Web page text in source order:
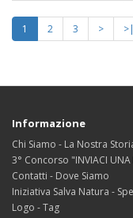
1 2 3 >
>|
Informazione
Chi Siamo - La Nostra
3° Concorso "INVIACI UNA
Contatti - Dove Siamo
Iniziativa Salva Natura -
Logo - Tag